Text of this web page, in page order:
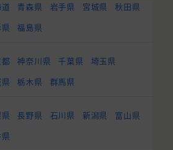
青森県 岩手県 宮城県
秋田県
福島県
神奈川県 千葉県
埼玉県
栃木県 群馬県
長野県 石川県 新潟県
富山県